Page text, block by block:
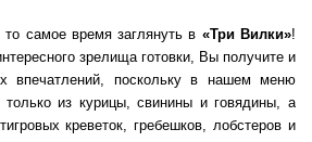
самое время заглянуть в «Три Вилки»!
зрелища готовки, Вы получите и
впечатлений, поскольку в нашем меню
только из курицы, свинины и говядины, а
креветок, гребешков, лобстеров и